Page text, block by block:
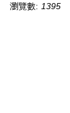
瀏覽數: 1395